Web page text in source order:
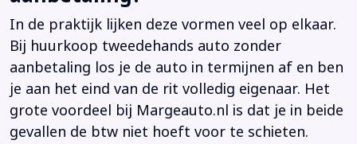
In de praktijk lijken deze vormen veel op elkaar.
Bij huurkoop tweedehands auto zonder
aanbetaling los je de auto in termijnen af en ben
je aan het eind van de rit volledig eigenaar. Het
grote voordeel bij Margeauto.nl is dat je in beide
gevallen de btw niet hoeft voor te schieten.